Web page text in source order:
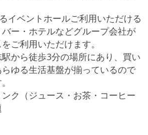
イベントホールご利用いただける
ー・ホテルなどグループ会社が
ご利用いただけます。
から徒歩3分の場所にあり、買い
ゆる生活基盤が揃っているので
ク（ジュース・お茶・コーヒー